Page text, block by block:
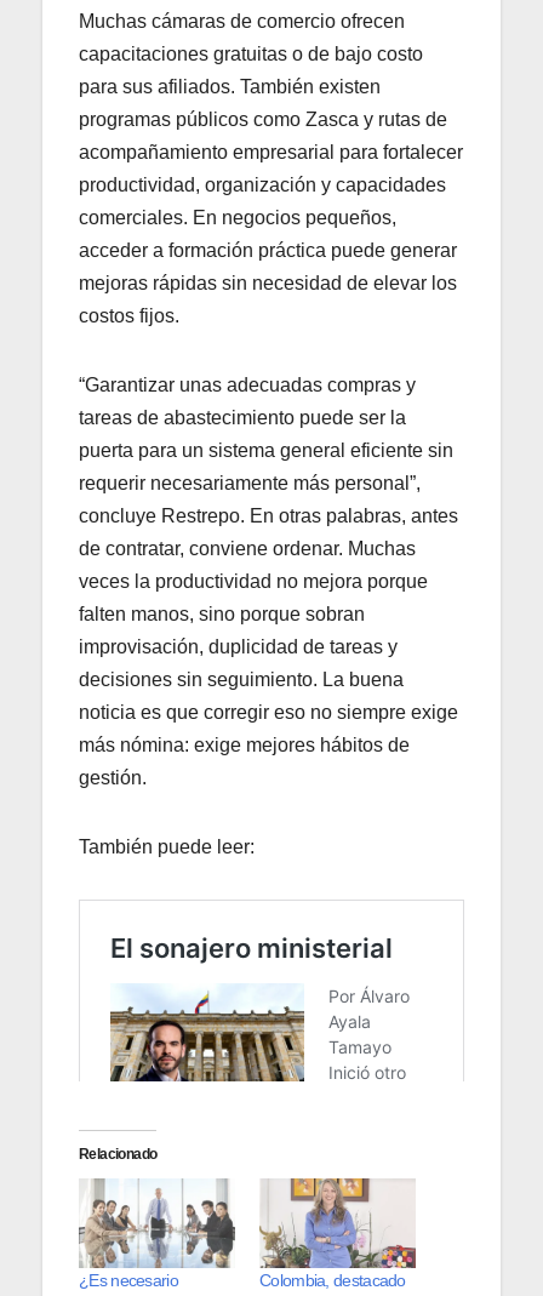
Muchas cámaras de comercio ofrecen
capacitaciones gratuitas o de bajo costo
para sus afiliados. También existen
programas públicos como Zasca y rutas de
acompañamiento empresarial para fortalecer
productividad, organización y capacidades
comerciales. En negocios pequeños,
acceder a formación práctica puede generar
mejoras rápidas sin necesidad de elevar los
costos fijos.
“Garantizar unas adecuadas compras y
tareas de abastecimiento puede ser la
puerta para un sistema general eficiente sin
requerir necesariamente más personal”,
concluye Restrepo. En otras palabras, antes
de contratar, conviene ordenar. Muchas
veces la productividad no mejora porque
falten manos, sino porque sobran
improvisación, duplicidad de tareas y
decisiones sin seguimiento. La buena
noticia es que corregir eso no siempre exige
más nómina: exige mejores hábitos de
gestión.
También puede leer:
Relacionado
¿Es necesario
Colombia, destacado